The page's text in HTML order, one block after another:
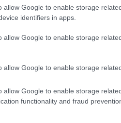
allow Google to enable storage
identifiers in apps.
allow Google to enable storage
allow Google to enable storage
allow Google to enable storage
functionality and fraud